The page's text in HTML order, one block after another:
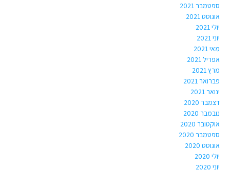
ספטמבר 2021
אוגוסט 2021
יולי 2021
יוני 2021
מאי 2021
אפריל 2021
מרץ 2021
פברואר 2021
ינואר 2021
דצמבר 2020
נובמבר 2020
אוקטובר 2020
ספטמבר 2020
אוגוסט 2020
יולי 2020
יוני 2020